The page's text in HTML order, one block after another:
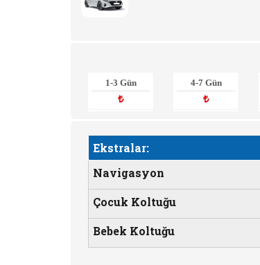
1-3 Gün 4-7 Gün
Ekstralar:
Navigasyon
Çocuk Koltuğu
Bebek Koltuğu